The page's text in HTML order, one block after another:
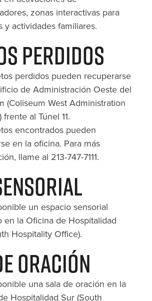
zonas interactivas para
y actividades familiares.
Perdidos
perdidos pueden recuperarse
de Administración Oeste del
(Coliseum West Administration
frente al Túnel 11.
encontrados pueden
en la oficina. Para más
llame al 213-747-7111.
un espacio sensorial
en la Oficina de Hospitalidad
Hospitality Office).
Oración
una sala de oración en la
Hospitalidad Sur (South